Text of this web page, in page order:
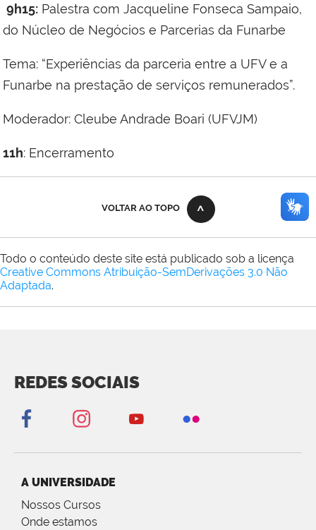
9h15: Palestra com Jacqueline Fonseca Sampaio,
do Núcleo de Negócios e Parcerias da Funarbe
Tema: “Experiências da parceria entre a UFV e a
Funarbe na prestação de serviços remunerados”.
Moderador: Cleube Andrade Boari (UFVJM)
11h: Encerramento
VOLTAR AO TOPO
Todo o conteúdo deste site está publicado sob a licença
Creative Commons Atribuição-SemDerivações 3.0 Não
Adaptada.
REDES SOCIAIS
A UNIVERSIDADE
Nossos Cursos
Onde estamos